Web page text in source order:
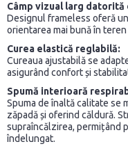
Câmp vizual larg datorită
Designul frameless oferă
orientarea mai bună în
Curea elastică reglabilă:
Cureaua ajustabilă se
asigurând confort și
Spumă interioară
Spuma de înaltă calitate se
zăpadă și oferind căldură.
supraîncălzirea, permițând
îndelungat.